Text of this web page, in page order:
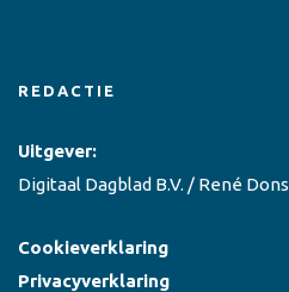
REDACTIE
Uitgever:
Digitaal Dagblad B.V. / René Dons
Cookieverklaring
Privacyverklaring